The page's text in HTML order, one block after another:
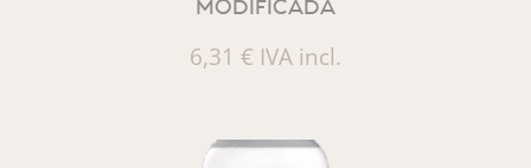
MODIFICADA
6,31 € IVA incl.